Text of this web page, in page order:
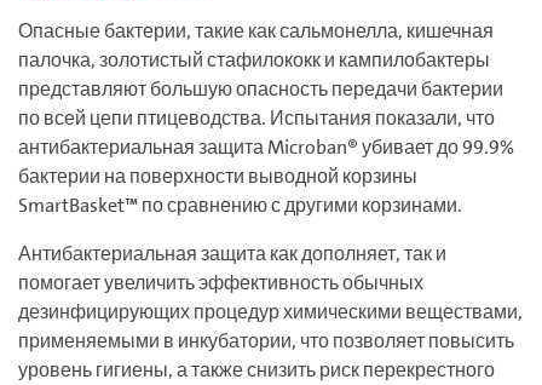
Опасные бактерии, такие как сальмонелла, кишечная
палочка, золотистый стафилококк и кампилобактеры
представляют большую опасность передачи бактерии
по всей цепи птицеводства. Испытания показали, что
антибактериальная защита Microban® убивает до 99.9%
бактерии на поверхности выводной корзины
SmartBasket™ по сравнению с другими корзинами.
Антибактериальная защита как дополняет, так и
помогает увеличить эффективность обычных
дезинфицирующих процедур химическими веществами,
применяемыми в инкубатории, что позволяет повысить
уровень гигиены, а также снизить риск перекрестного